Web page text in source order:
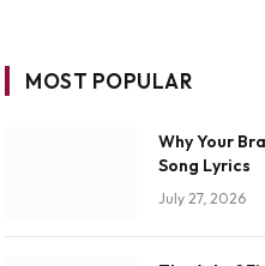
MOST POPULAR
Why Your
Song Lyrics
July 27, 2026